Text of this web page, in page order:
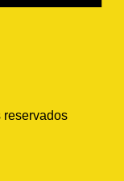
reservados